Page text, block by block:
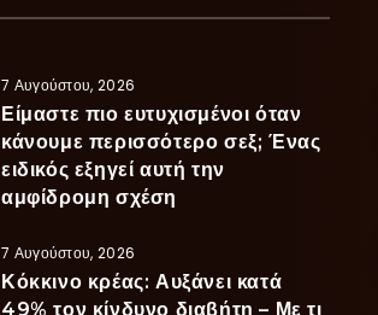
7 Αυγούστου, 2026
Είμαστε πιο ευτυχισμένοι όταν
κάνουμε περισσότερο σεξ; Ένας
ειδικός εξηγεί αυτή την
αμφίδρομη σχέση
7 Αυγούστου, 2026
Κόκκινο κρέας: Αυξάνει κατά
49% τον κίνδυνο διαβήτη – Με τι